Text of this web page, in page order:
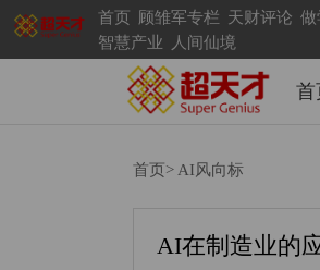
首页 顾雏军专栏 天财评论 做
智慧产业
人间仙境
首
首页> AI风向标
AI在制造业的